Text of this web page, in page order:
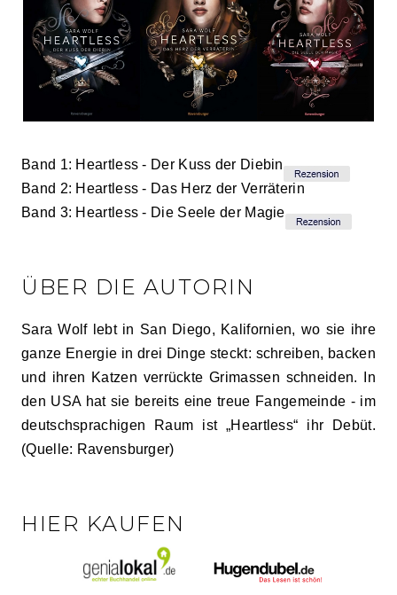
Band 1: Heartless - Der Kuss der Diebin
Band 2: Heartless - Das Herz der Verräterin
Band 3: Heartless - Die Seele der Magie
ÜBER DIE AUTORIN
Sara Wolf lebt in San Diego, Kalifornien, wo sie ihre
ganze Energie in drei Dinge steckt: schreiben, backen
und ihren Katzen verrückte Grimassen schneiden. In
den USA hat sie bereits eine treue Fangemeinde - im
deutschsprachigen Raum ist „Heartless“ ihr Debüt.
(Quelle: Ravensburger)
HIER KAUFEN